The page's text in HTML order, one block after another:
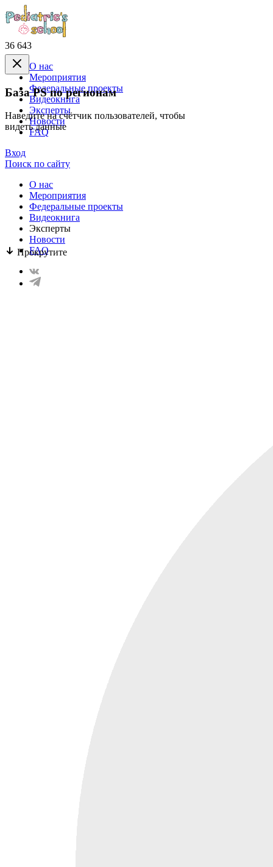
36 643
База PS по регионам
Наведите на счётчик пользователей, чтобы
видеть данные
Прокрутите
О нас
Mероприятия
Федеральные проекты
Видеокнига
Эксперты
Новости
FAQ
Вход
Поиск по сайту
О нас
Mероприятия
Федеральные проекты
Видеокнига
Эксперты
Новости
FAQ